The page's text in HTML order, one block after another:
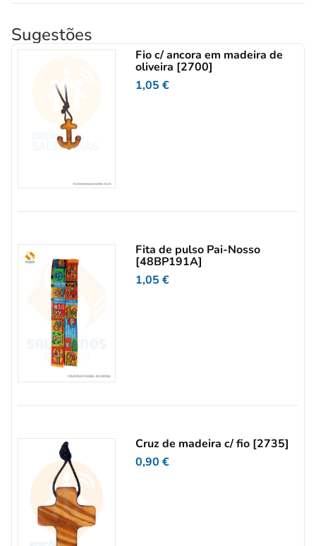
Sugestões
Fio c/ ancora em madeira de
oliveira [2700]
1,05€
Fita de pulso Pai-Nosso
[48BP191A]
1,05€
Cruz de madeira c/ fio [2735]
0,90€